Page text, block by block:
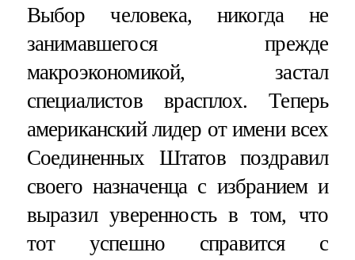
Выбор человека, никогда не
занимавшегося прежде
макроэкономикой, застал
специалистов врасплох. Теперь
американский лидер от имени всех
Соединенных Штатов поздравил
своего назначенца с избранием и
выразил уверенность в том, что
тот успешно справится с